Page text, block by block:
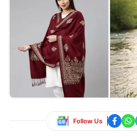
Follow Us